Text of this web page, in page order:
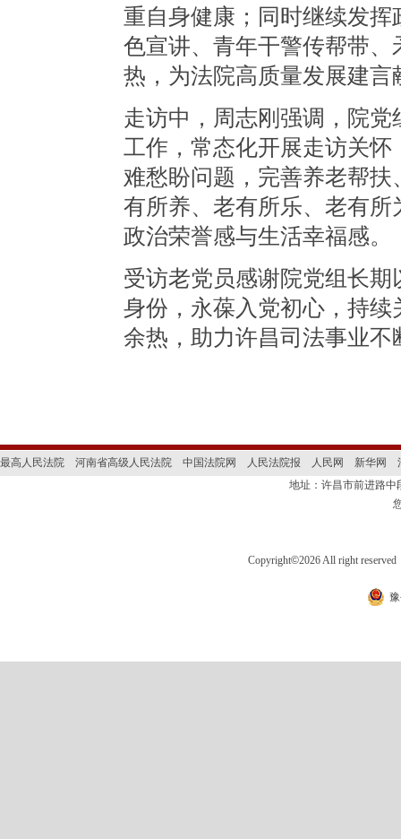
重自身健康；同时继续发
色宣讲、青年干警传帮带
热，为法院高质量发展建言
走访中， 周志刚强调，院
工作，常态化开展走访关
难愁盼问题，完善养老帮
有所养、老有所乐、老有
政治荣誉感与生活幸福感。
受访老党员感谢院党组长
身份，永葆入党初心，持
余热，助力许昌司法事业不
最高人民法院 河南省高级人民法院 中国法院网 人民法院报 人民网 新华网
地址：许昌市前进路
Copyright©2026 All right